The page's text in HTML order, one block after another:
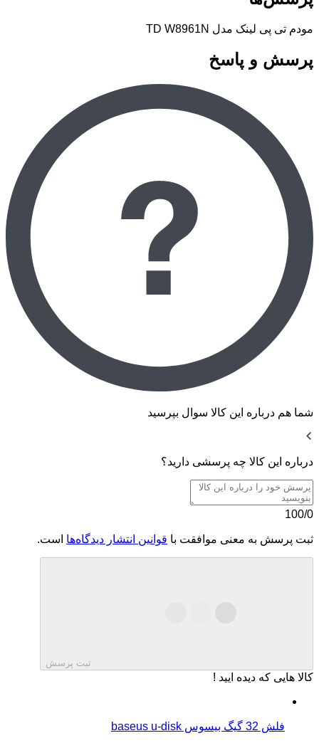
مودم تی پی لینک مدل TD W8961N
پرسش و پاسخ
شما هم درباره این کالا سوال بپرسید
درباره این کالا چه پرسشی دارید؟
100/0
ثبت پرسش به معنی موافقت با قوانین انتشار دیدگاه‌ها است.
ثبت پرسش
کالا هایی که دیده ایید !
فلش 32 گیگ بیسوس baseus u-disk